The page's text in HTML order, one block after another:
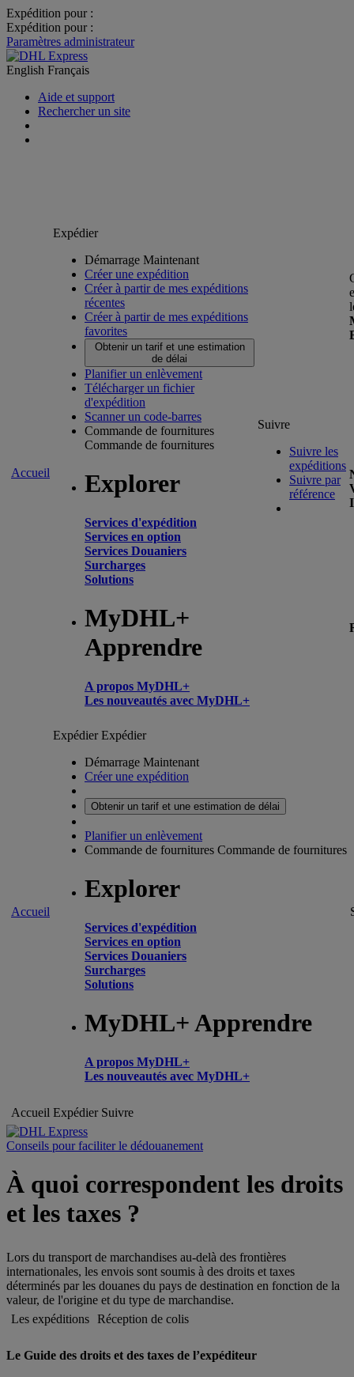
Expédition pour :
Expédition pour :
Paramètres administrateur
English Français
Aide et support
Rechercher un site
Accueil
Expédier
Démarrage Maintenant
Créer une expédition
Créer à partir de mes expéditions
récentes
Créer à partir de mes expéditions
favorites
Obtenir un tarif et une estimation
de délai
Planifier un enlèvement
Télécharger un fichier
d'expédition
Scanner un code-barres
Commande de fournitures
Commande de fournitures
Explorer
Services d'expédition
Services en option
Services Douaniers
Surcharges
Solutions
MyDHL+
Apprendre
A propos MyDHL+
Les nouveautés avec MyDHL+
Suivre
Suivre les
expéditions
Suivre par
référence
Accueil
ExpédierExpédier
Démarrage Maintenant
Créer une expédition
Obtenir un tarif et une estimation de délai
Planifier un enlèvement
Commande de fournitures Commande de fournitures
Explorer
Services d'expédition
Services en option
Services Douaniers
Surcharges
Solutions
MyDHL+ Apprendre
A propos MyDHL+
Les nouveautés avec MyDHL+
Accueil Expédier Suivre
Conseils pour faciliter le dédouanement
À quoi correspondent les droits
et les taxes ?
Lors du transport de marchandises au-delà des frontières
internationales, les envois sont soumis à des droits et taxes
déterminés par les douanes du pays de destination en fonction de la
valeur, de l'origine et du type de marchandise.
Les expéditions Réception de colis
Le Guide des droits et des taxes de l’expéditeur